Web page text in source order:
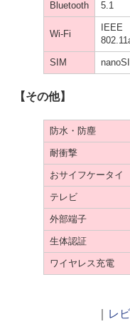
Bluetooth 5.1
Wi-Fi
IEEE
SIM
【その他】
防水・防塵
耐衝撃
おサイフケータイ
テレビ
外部端子
生体認証
ワイヤレス充電
レ